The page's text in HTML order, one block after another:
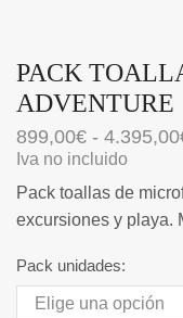
PACK
ADVENTURE
899,00€ - 4.395,00
Iva no incluido
Pack toallas de
excursiones y playa.
Pack unidades: